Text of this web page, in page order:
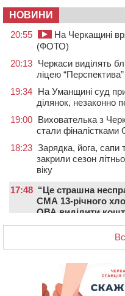
НОВИНИ
20:55
На Черкащині
(ФОТО)
20:13 Черкаси виділять
ліцею
19:34 На Уманщині суд
ділянок, незаконно
19:00 Вихователька з
стали фіналістками
18:23 Зарядка, йога, сапи
закрили сезон
віку
17:48 “Це страшна
СМА 13-річного
ОВА виділити
На Уманщині
освіти через
У Черкасах
загиблих воїнів